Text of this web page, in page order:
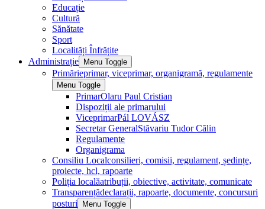
Educație
Cultură
Sănătate
Sport
Localități Înfrățite
Administrație
Menu Toggle
Primărieprimar, viceprimar, organigramă, regulamente
Menu Toggle
PrimarOlaru Paul Cristian
Dispoziții ale primarului
ViceprimarPál LOVÁSZ
Secretar GeneralStăvariu Tudor Călin
Regulamente
Organigrama
Consiliu Localconsilieri, comisii, regulament, ședințe,
proiecte, hcl, rapoarte
Poliția localăatribuții, obiective, activitate, comunicate
Transparențădeclarații, rapoarte, documente, concursuri
posturi
Menu Toggle